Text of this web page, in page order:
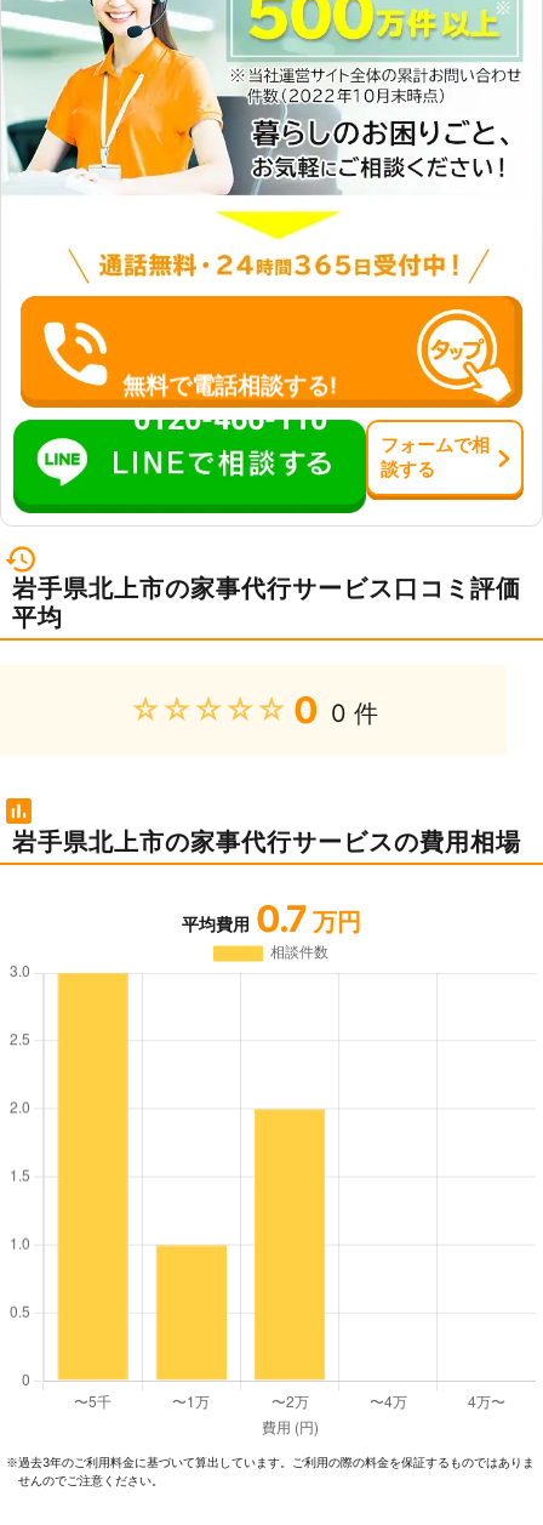
無料で電話相談する!
0120-466-110
フォームで相
談する
岩手県北上市の家事代行サービス口コミ評価
平均
★★★★★ 0 0 件
岩手県北上市の家事代行サービスの費用相場
平均費用 0.7 万円
※過去3年のご利⽤料⾦に基づいて算出しています。ご利⽤の際の料⾦を保証するものではありま
せんのでご注意ください。